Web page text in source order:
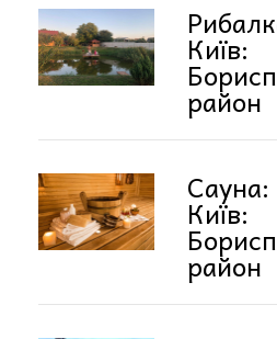
Київ:
район
Сауна:
Київ:
район